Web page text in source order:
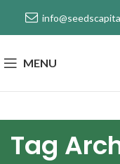
MENU
Tag